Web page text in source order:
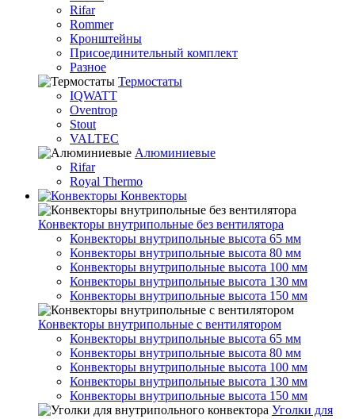
Rifar
Rommer
Кронштейны
Присоединительный комплект
Разное
Термостаты
IQWATT
Oventrop
Stout
VALTEC
Алюминиевые
Rifar
Royal Thermo
Конвекторы
Конвекторы внутрипольные без вентилятора
Конвекторы внутрипольные высота 65 мм
Конвекторы внутрипольные высота 80 мм
Конвекторы внутрипольные высота 100 мм
Конвекторы внутрипольные высота 130 мм
Конвекторы внутрипольные высота 150 мм
Конвекторы внутрипольные с вентилятором
Конвекторы внутрипольные высота 65 мм
Конвекторы внутрипольные высота 80 мм
Конвекторы внутрипольные высота 100 мм
Конвекторы внутрипольные высота 130 мм
Конвекторы внутрипольные высота 150 мм
Уголки для